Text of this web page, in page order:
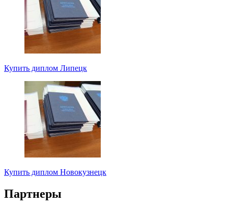
Купить диплом Липецк
Купить диплом Новокузнецк
Партнеры